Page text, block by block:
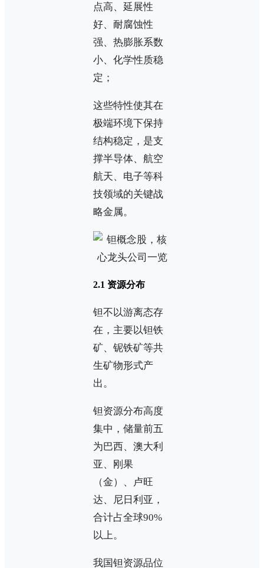
点高、延展性
好、耐腐蚀性
强、热膨胀系数
小、化学性质稳
定；
这些特性使其在
极端环境下保持
结构稳定，是支
撑半导体、航空
航天、电子等科
技领域的关键战
略金属。
2.1 资源分布
钽不以游离态存
在，主要以钽铁
矿、铌铁矿等共
生矿物形式产
出。
钽资源分布高度
集中，储量前五
为巴西、澳大利
亚、刚果
（金）、卢旺
达、尼日利亚，
合计占全球90%
以上。
我国钽资源品位